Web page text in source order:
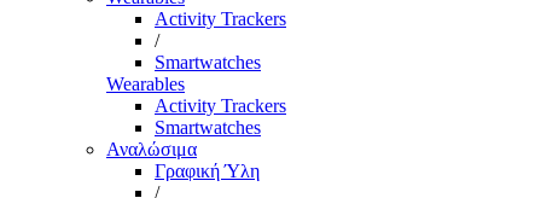
Activity Trackers
/
Smartwatches
Wearables
Activity Trackers
Smartwatches
Αναλώσιμα
Γραφική Ύλη
/